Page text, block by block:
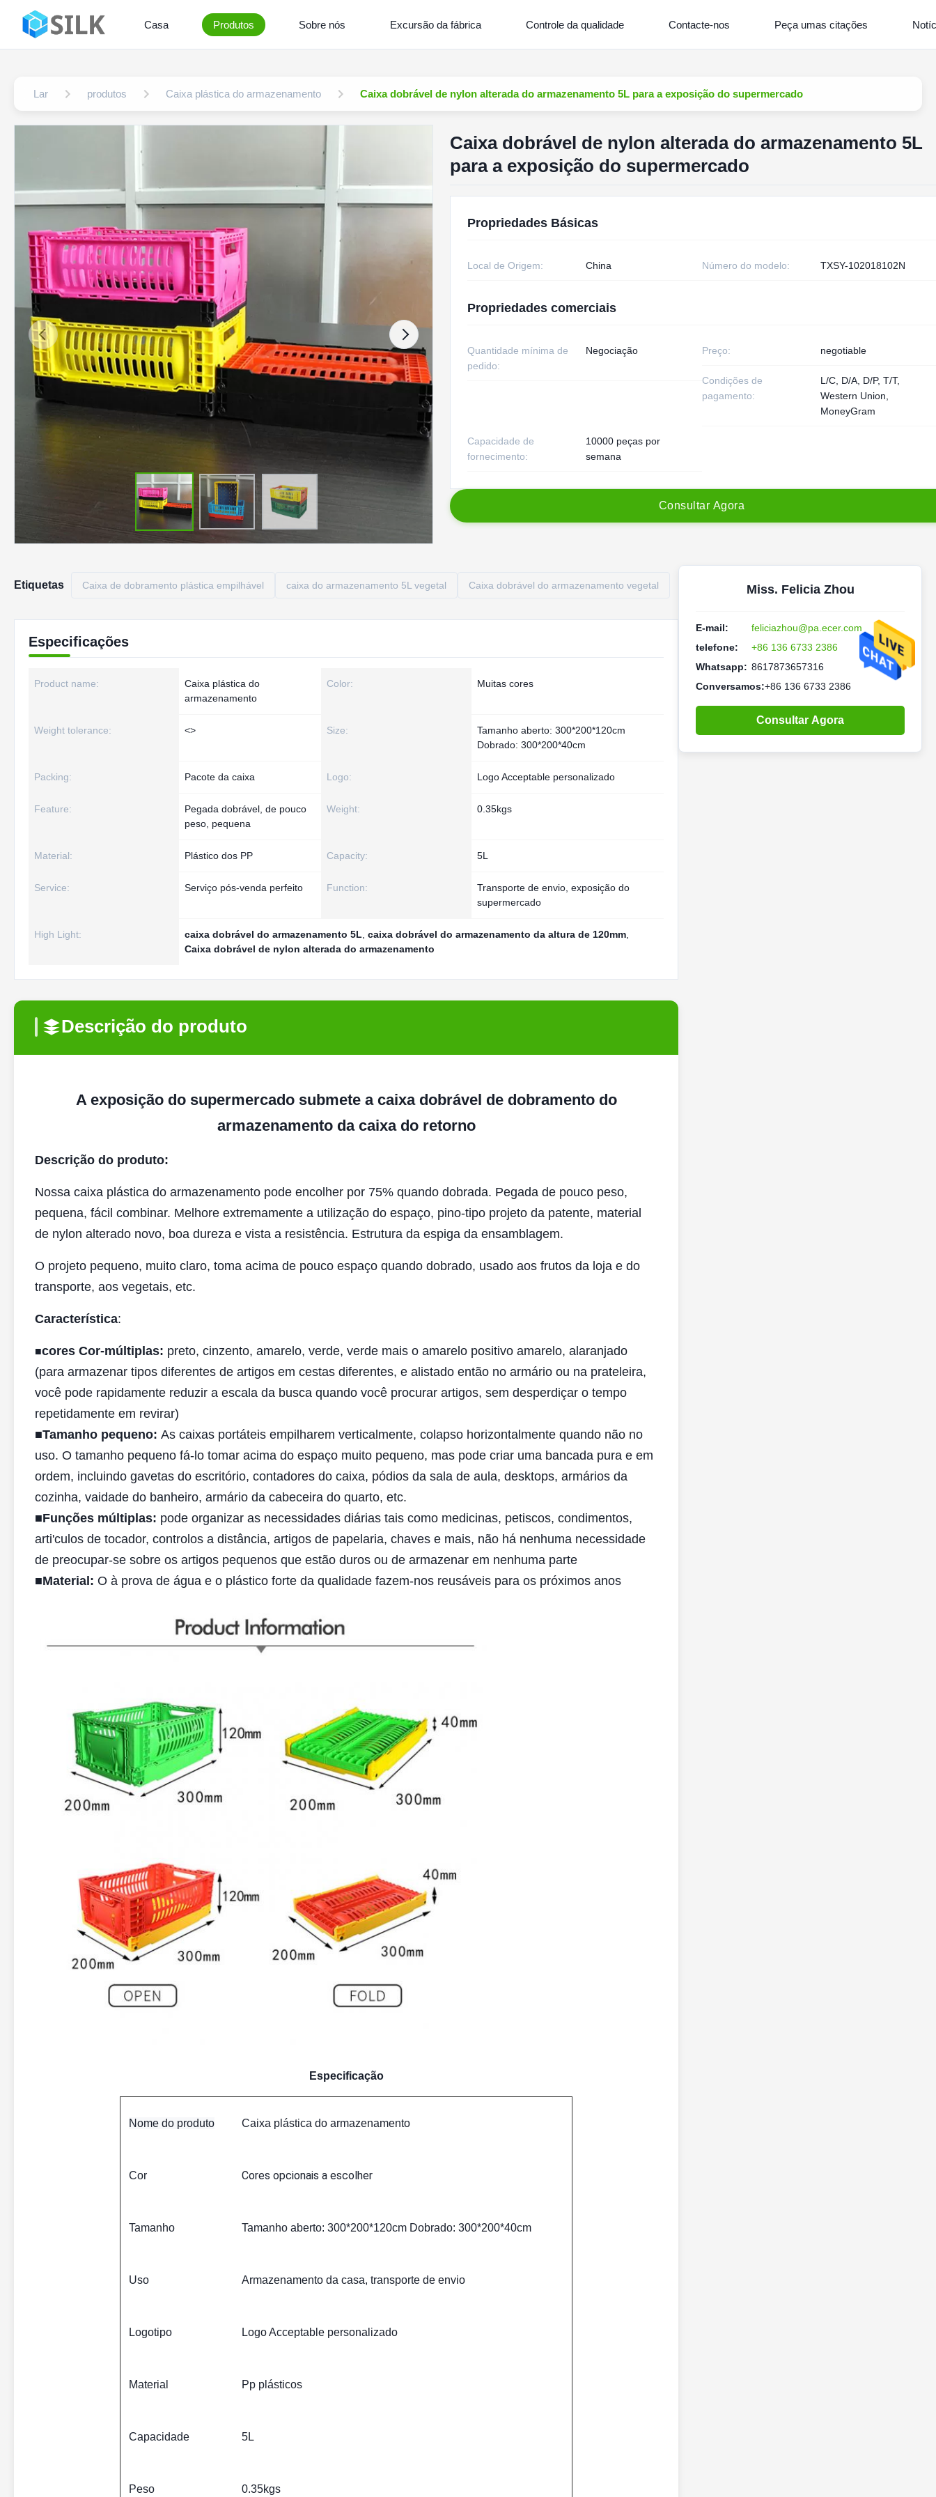
Casa Produtos Sobre nós Excursão da fábrica Controle da qualidade Contacte-nos Peça umas citações
Lar produtos Caixa plástica do armazenamento Caixa dobrável de nylon alterada do armazenamento 5L para a exposição do supermercado
Caixa dobrável de nylon alterada do armazenamento 5L
para a exposição do supermercado
Propriedades Básicas
Local de Origem: China Número do modelo: TXSY-102018102N
Propriedades comerciais
Quantidade mínima de
pedido:
Negociação Preço: negotiable
Condições de
pagamento:
L/C, D/A, D/P, T/T,
Western Union,
MoneyGram
Capacidade de
fornecimento:
10000 peças por
semana
Consu tar Agora
Etiquetas Caixa de dobramento plástica empilhável caixa do armazenamento 5L vegetal Caixa dobrável do armazenamento vegetal
Especificações
Product name:
Caixa plástica do
armazenamento
Color: Muitas cores
Weight tolerance: <> Size:
Tamanho aberto: 300*200*120cm
Dobrado: 300*200*40cm
Packing: Pacote da caixa Logo: Logo Acceptable personalizado
Feature:
Pegada dobrável, de pouco
peso, pequena
Weight: 0.35kgs
Material: Plástico dos PP Capacity: 5L
Service: Serviço pós-venda perfeito Function:
Transporte de envio, exposição do
supermercado
High Light: caixa dobrável do armazenamento 5L caixa dobrável do armazenamento da altura de 120mm
Caixa dobrável de nylon alterada do armazenamento
Descrição do produto
A exposição do supermercado submete a caixa dobrável de dobramento do
armazenamento da caixa do retorno
Descrição do produto:
Nossa caixa plástica do armazenamento pode encolher por 75% quando dobrada. Pegada de pouco peso,
pequena, fácil combinar. Melhore extremamente a utilização do espaço, pino-tipo projeto da patente, material
de nylon alterado novo, boa dureza e vista a resistência. Estrutura da espiga da ensamblagem.
O projeto pequeno, muito claro, toma acima de pouco espaço quando dobrado, usado aos frutos da loja e do
transporte, aos vegetais, etc.
Característica:
■cores Cor-múltiplas: preto, cinzento, amarelo, verde, verde mais o amarelo positivo amarelo, alaranjado
(para armazenar tipos diferentes de artigos em cestas diferentes, e alistado então no armário ou na prateleira,
você pode rapidamente reduzir a escala da busca quando você procurar artigos, sem desperdiçar o tempo
repetidamente em revirar)
■Tamanho pequeno: As caixas portáteis empilharem verticalmente, colapso horizontalmente quando não no
uso. O tamanho pequeno fá-lo tomar acima do espaço muito pequeno, mas pode criar uma bancada pura e em
ordem, incluindo gavetas do escritório, contadores do caixa, pódios da sala de aula, desktops, armários da
cozinha, vaidade do banheiro, armário da cabeceira do quarto, etc.
■Funções múltiplas: pode organizar as necessidades diárias tais como medicinas, petiscos, condimentos,
arti'culos de tocador, controlos a distância, artigos de papelaria, chaves e mais, não há nenhuma necessidade
de preocupar-se sobre os artigos pequenos que estão duros ou de armazenar em nenhuma parte
■Material: O à prova de água e o plástico forte da qualidade fazem-nos reusáveis para os próximos anos
Especificação
Nome do produto Caixa plástica do armazenamento
Cor Cores opcionais a escolher
Tamanho Tamanho aberto: 300*200*120cm Dobrado: 300*200*40cm
Uso Armazenamento da casa, transporte de envio
Logotipo Logo Acceptable personalizado
Material Pp plásticos
Capacidade 5L
Peso 0.35kgs
Miss. Felicia Zhou
E-mail:
feliciazhou@pa.ecer.com
telefone:
+86 136 6733 2386
Whatsapp: 8617873657316
Conversamos:+86 136 6733 2386
Consultar Agora